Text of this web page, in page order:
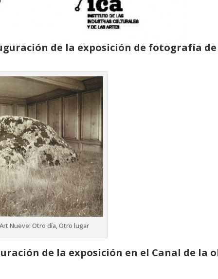
de la exposición de fotografía de
Nueve: Otro día, Otro lugar
de la exposición en el Canal de la